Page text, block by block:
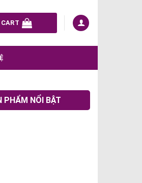
CART
PHẨM NỔI BẬT